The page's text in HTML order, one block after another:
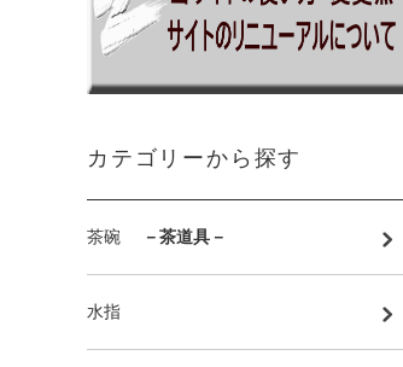
カテゴリーから探す
茶碗 －茶道具－
水指